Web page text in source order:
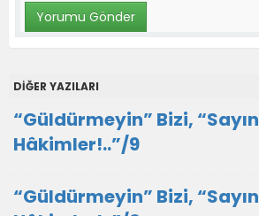
DİĞER YAZILARI
“Güldürmeyin” Bizi, “Sayın
Hâkimler!..”/9
“Güldürmeyin” Bizi, “Sayın